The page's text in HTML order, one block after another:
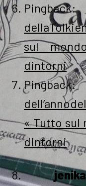
sul
dintorni
« Tutto sul
dintorni
jenika